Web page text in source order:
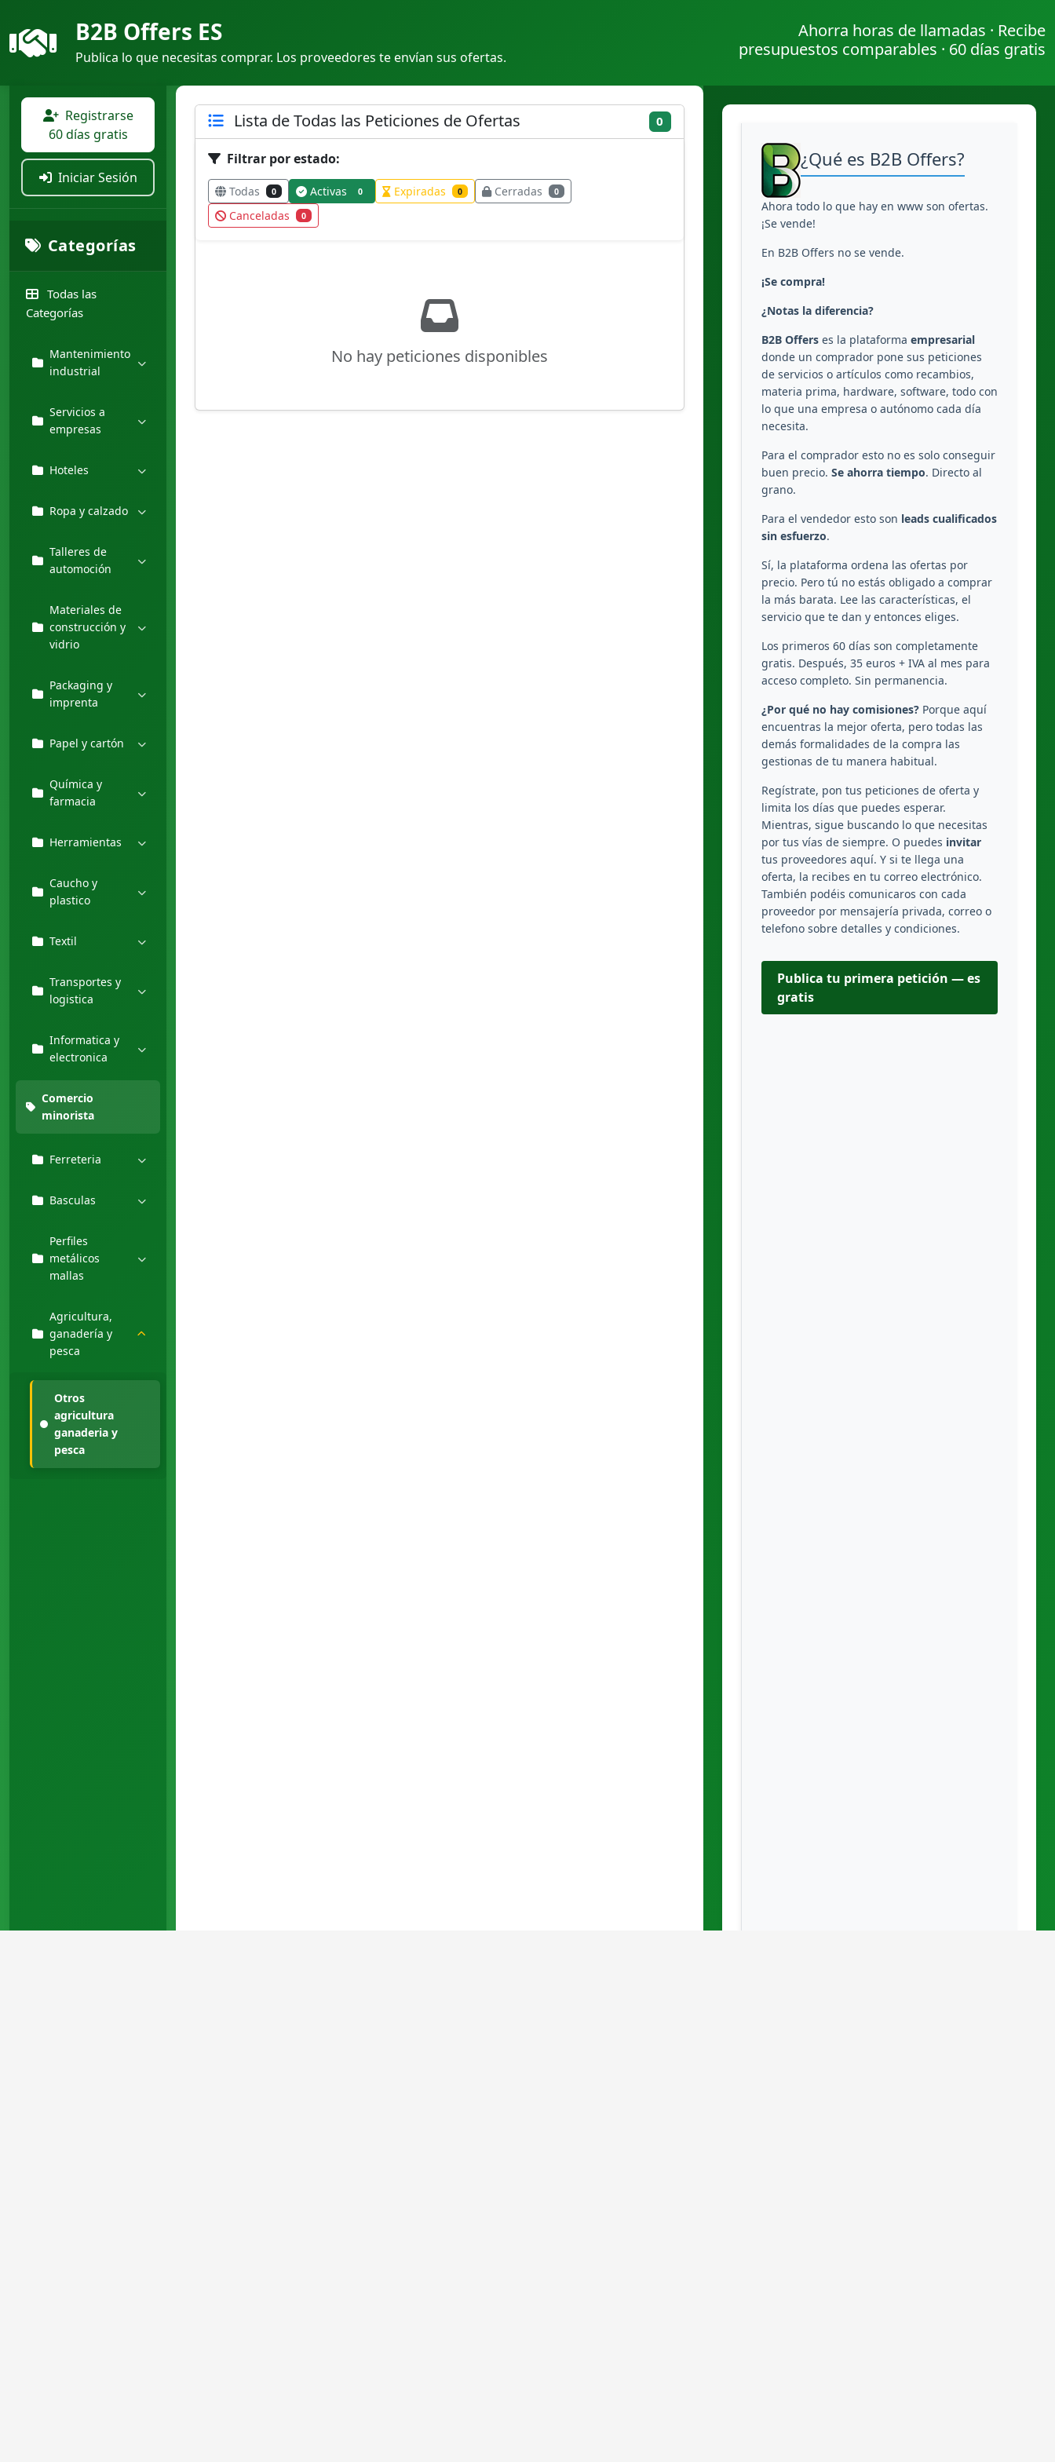
B2B Offers ES
Publica lo que necesitas comprar. Los proveedores te envían sus ofertas.
Ahorra horas de llamadas · Recibe
presupuestos comparables · 60 días gratis
Registrarse
60 días gratis
Iniciar Sesión
Categorías
Todas las
Categorías
Mantenimiento
industrial
Servicios a
empresas
Hoteles
Ropa y calzado
Talleres de
automoción
Materiales de
construcción y
vidrio
Packaging y
imprenta
Papel y cartón
Química y
farmacia
Herramientas
Caucho y
plastico
Textil
Transportes y
logistica
Informatica y
electronica
Comercio
minorista
Ferreteria
Basculas
Perfiles
metálicos
mallas
Agricultura,
ganadería y
pesca
Otros
agricultura
ganaderia y
pesca
Lista de Todas las Peticiones de Ofertas 0
Filtrar por estado:
Todas 0 Activas 0 Expiradas 0 Cerradas 0
Canceladas 0
No hay peticiones disponibles
¿Qué es B2B Offers?
Ahora todo lo que hay en www son ofertas.
¡Se vende!
En B2B Offers no se vende.
¡Se compra!
¿Notas la diferencia?
B2B Offers es la plataforma empresarial
donde un comprador pone sus peticiones
de servicios o artículos como recambios,
materia prima, hardware, software, todo con
lo que una empresa o autónomo cada día
necesita.
Para el comprador esto no es solo conseguir
buen precio. Se ahorra tiempo. Directo al
grano.
Para el vendedor esto son leads cualificados
sin esfuerzo.
Sí, la plataforma ordena las ofertas por
precio. Pero tú no estás obligado a comprar
la más barata. Lee las características, el
servicio que te dan y entonces eliges.
Los primeros 60 días son completamente
gratis. Después, 35 euros + IVA al mes para
acceso completo. Sin permanencia.
¿Por qué no hay comisiones? Porque aquí
encuentras la mejor oferta, pero todas las
demás formalidades de la compra las
gestionas de tu manera habitual.
Regístrate, pon tus peticiones de oferta y
limita los días que puedes esperar.
Mientras, sigue buscando lo que necesitas
por tus vías de siempre. O puedes invitar
tus proveedores aquí. Y si te llega una
oferta, la recibes en tu correo electrónico.
También podéis comunicaros con cada
proveedor por mensajería privada, correo o
telefono sobre detalles y condiciones.
Publica tu primera petición — es
gratis